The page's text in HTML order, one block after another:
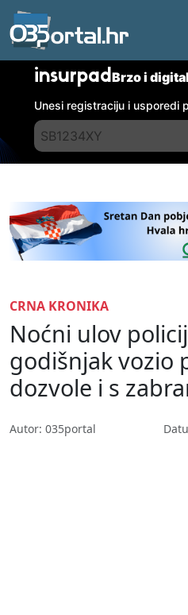
insurpadBrzo i
Unesi registraciju i usporedi
CRNA KRONIKA
Noćni ulov
godišnjak vozio
dozvole i s
Autor: 035portal